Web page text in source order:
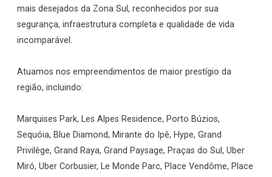
mais desejados da Zona Sul, reconhecidos por sua
segurança, infraestrutura completa e qualidade de vida
incomparável.
Atuamos nos empreendimentos de maior prestígio da
região, incluindo:
Marquises Park, Les Alpes Residence, Porto Búzios,
Sequóia, Blue Diamond, Mirante do Ipê, Hype, Grand
Privilège, Grand Raya, Grand Paysage, Praças do Sul, Uber
Miró, Uber Corbusier, Le Monde Parc, Place Vendôme, Place